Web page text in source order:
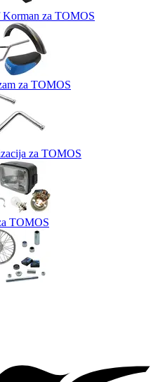
Korman za TOMOS
za TOMOS
za TOMOS
TOMOS